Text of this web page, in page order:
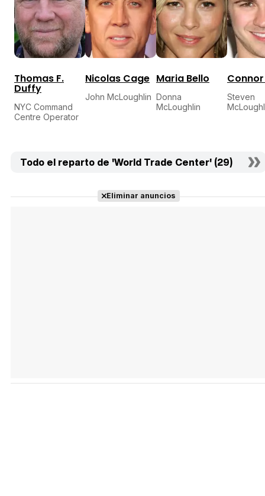
Thomas F.
Duffy
NYC Command
Centre Operator
Nicolas Cage
John McLoughlin
Maria Bello
Donna
McLoughlin
Steven
Todo el reparto de 'World Trade Center' (29)
Eliminar anuncios